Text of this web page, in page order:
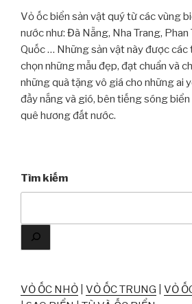
Vỏ ốc biển sản vật quý từ các vùng
nước như: Đà Nẵng, Nha Trang, Phan
Quốc … Những sản vật này được các
chọn những mẫu đẹp, đạt chuẩn và
những quà tặng vô giá cho những ai
đầy nắng và gió, bên tiếng sóng biển
quê hương đất nước.
Tìm kiếm
VỎ ỐC NHỎ VỎ ỐC TRUNG VỎ